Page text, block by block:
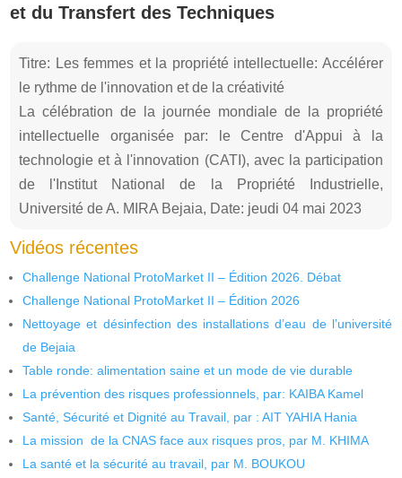
et du Transfert des Techniques
Titre: Les femmes et la propriété intellectuelle: Accélérer
le rythme de l'innovation et de la créativité
La célébration de la journée mondiale de la propriété
intellectuelle organisée par: le Centre d'Appui à la
technologie et à l'innovation (CATI), avec la participation
de l'Institut National de la Propriété Industrielle,
Université de A. MIRA Bejaia, Date: jeudi 04 mai 2023
Vidéos récentes
Challenge National ProtoMarket II – Édition 2026. Débat
Challenge National ProtoMarket II – Édition 2026
Nettoyage et désinfection des installations d’eau de l’université
de Bejaia
Table ronde: alimentation saine et un mode de vie durable
La prévention des risques professionnels, par: KAIBA Kamel
Santé, Sécurité et Dignité au Travail, par : AIT YAHIA Hania
La mission de la CNAS face aux risques pros, par M. KHIMA
La santé et la sécurité au travail, par M. BOUKOU